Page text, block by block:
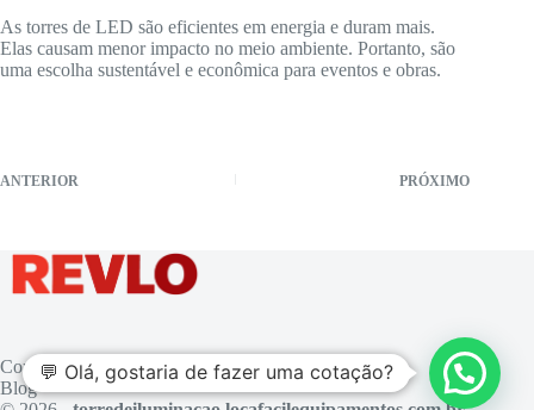
As torres de LED são eficientes em energia e duram mais.
Elas causam menor impacto no meio ambiente. Portanto, são
uma escolha sustentável e econômica para eventos e obras.
ANTERIOR PRÓXIMO
Contato
Blog
💬 Olá, gostaria de fazer uma cotação?